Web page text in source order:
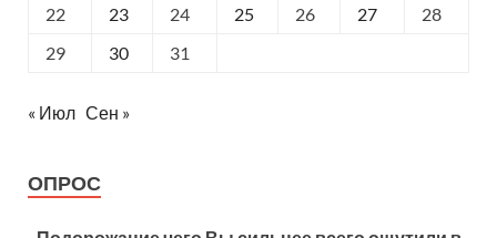
22
23 24 25 26 27
28
29
30 31
« Июл Сен »
ОПРОС